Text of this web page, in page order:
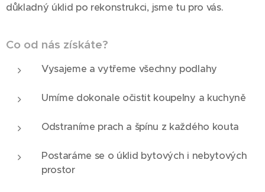
důkladný úklid po rekonstrukci, jsme tu pro vás.
Co od nás získáte?
Vysajeme a vytřeme všechny podlahy
Umíme dokonale očistit koupelny a kuchyně
Odstraníme prach a špínu z každého kouta
Postaráme se o úklid bytových i nebytových
prostor